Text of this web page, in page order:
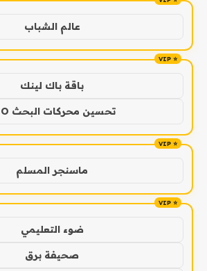
عالم الشباب
باقة باك لينك
تحسين محركات البحث SEO
ماسنجر المسلم
ضوء التعليمي
صحيفة برق